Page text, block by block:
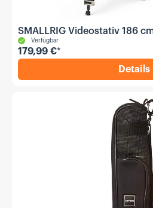
SMALLRIG Videostativ 186
Verfügbar
179,99 €*
Details
,